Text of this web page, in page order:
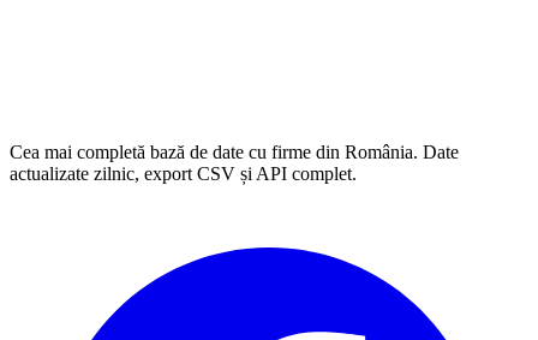
Cea mai completă bază de date cu firme din România. Date
actualizate zilnic, export CSV și API complet.